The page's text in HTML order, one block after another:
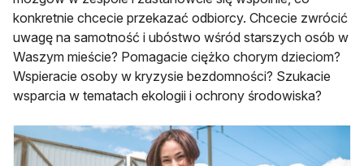
konkretnie chcecie przekazać odbiorcy. Chcecie zwrócić
uwagę na samotność i ubóstwo wśród starszych osób w
Waszym mieście? Pomagacie ciężko chorym dzieciom?
Wspieracie osoby w kryzysie bezdomności? Szukacie
wsparcia w tematach ekologii i ochrony środowiska?